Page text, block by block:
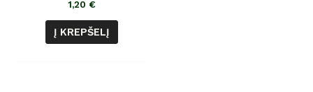
1,20 €
Į KREPŠELĮ